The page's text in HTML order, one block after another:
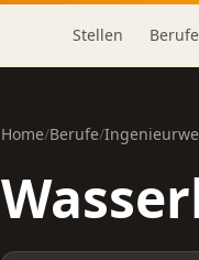
Stellen Berufe
Home/Berufe/